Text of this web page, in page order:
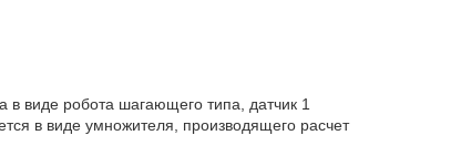
в виде робота шагающего типа, датчик 1
в виде умножителя, производящего расчет